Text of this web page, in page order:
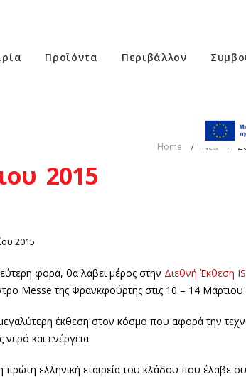
Προϊόντα Περιβάλλον
Home Νέα
2015
2015
φορά, θα λάβει μέρος στην Διεθνή Έκθεση
Messe της Φρανκφούρτης στις 10 – 14 Μάρτιου
έκθεση στον κόσμο που αφορά την
και ενέργεια.
πρώτη ελληνική εταιρεία του κλάδου που έλαβε